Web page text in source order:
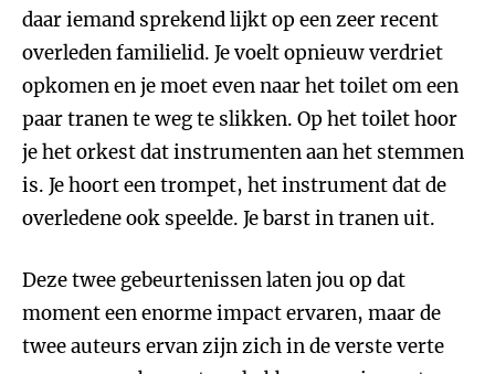
daar iemand sprekend lijkt op een zeer recent
overleden familielid. Je voelt opnieuw verdriet
opkomen en je moet even naar het toilet om een
paar tranen te weg te slikken. Op het toilet hoor
je het orkest dat instrumenten aan het stemmen
is. Je hoort een trompet, het instrument dat de
overledene ook speelde. Je barst in tranen uit.
Deze twee gebeurtenissen laten jou op dat
moment een enorme impact ervaren, maar de
twee auteurs ervan zijn zich in de verste verte